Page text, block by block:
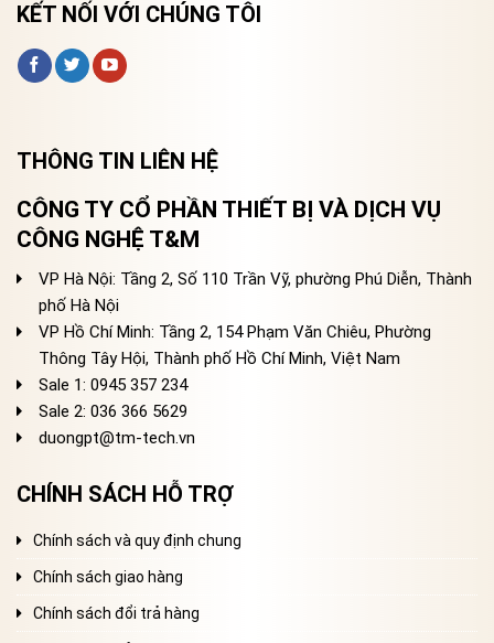
KẾT NỐI VỚI CHÚNG TÔI
THÔNG TIN LIÊN HỆ
CÔNG TY CỔ PHẦN THIẾT BỊ VÀ DỊCH VỤ
CÔNG NGHỆ T&M
VP Hà Nội: Tầng 2, Số 110 Trần Vỹ, phường Phú Diễn, Thành
phố Hà Nội
VP Hồ Chí Minh: Tầng 2, 154 Phạm Văn Chiêu, Phường
Thông Tây Hội, Thành phố Hồ Chí Minh, Việt Nam
Sale 1: 0945 357 234
Sale 2: 036 366 5629
duongpt@tm-tech.vn
CHÍNH SÁCH HỖ TRỢ
Chính sách và quy định chung
Chính sách giao hàng
Chính sách đổi trả hàng